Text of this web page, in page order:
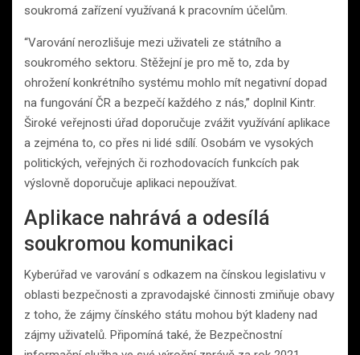
soukromá zařízení využívaná k pracovním účelům.
“Varování nerozlišuje mezi uživateli ze státního a
soukromého sektoru. Stěžejní je pro mě to, zda by
ohrožení konkrétního systému mohlo mít negativní dopad
na fungování ČR a bezpečí každého z nás,” doplnil Kintr.
Široké veřejnosti úřad doporučuje zvážit využívání aplikace
a zejména to, co přes ni lidé sdílí. Osobám ve vysokých
politických, veřejných či rozhodovacích funkcích pak
výslovně doporučuje aplikaci nepoužívat.
Aplikace nahrává a odesílá
soukromou komunikaci
Kyberúřad ve varování s odkazem na čínskou legislativu v
oblasti bezpečnosti a zpravodajské činnosti zmiňuje obavy
z toho, že zájmy čínského státu mohou být kladeny nad
zájmy uživatelů. Připomíná také, že Bezpečnostní